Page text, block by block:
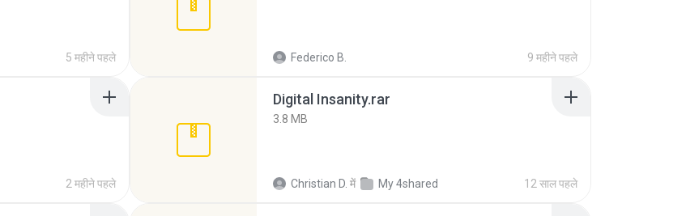
5 महीने पहले Federico B. 9 महीने पहले
2 महीने पहले
Digital Insanity.rar
3.8 MB
Christian D. में My 4shared 12 साल पहले